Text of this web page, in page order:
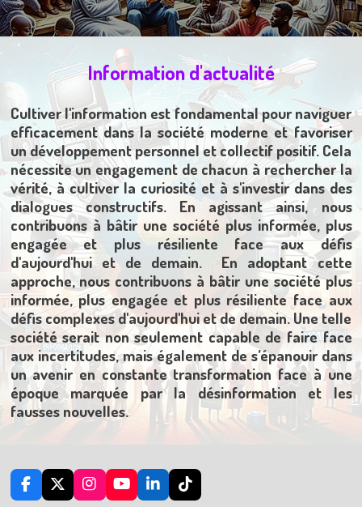
Information d'actualité
Cultiver l'information est fondamental pour naviguer
efficacement dans la société moderne et favoriser
un développement personnel et collectif positif. Cela
nécessite un engagement de chacun à rechercher la
vérité, à cultiver la curiosité et à s'investir dans des
dialogues constructifs. En agissant ainsi, nous
contribuons à bâtir une société plus informée, plus
engagée et plus résiliente face aux défis
d'aujourd'hui et de demain.
En adoptant cette
approche, nous contribuons à bâtir une société plus
informée, plus engagée et plus résiliente face aux
défis complexes d'aujourd'hui et de demain. Une telle
société serait non seulement capable de faire face
aux incertitudes, mais également de s’épanouir dans
un avenir en constante transformation face à une
époque marquée par la désinformation et les
fausses nouvelles.
F
X
I
Y
L
T